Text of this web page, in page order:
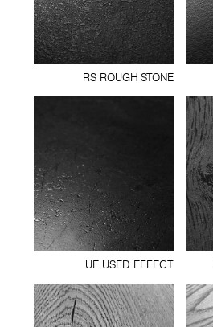
RS ROUGH STONE
UE USED EFFECT